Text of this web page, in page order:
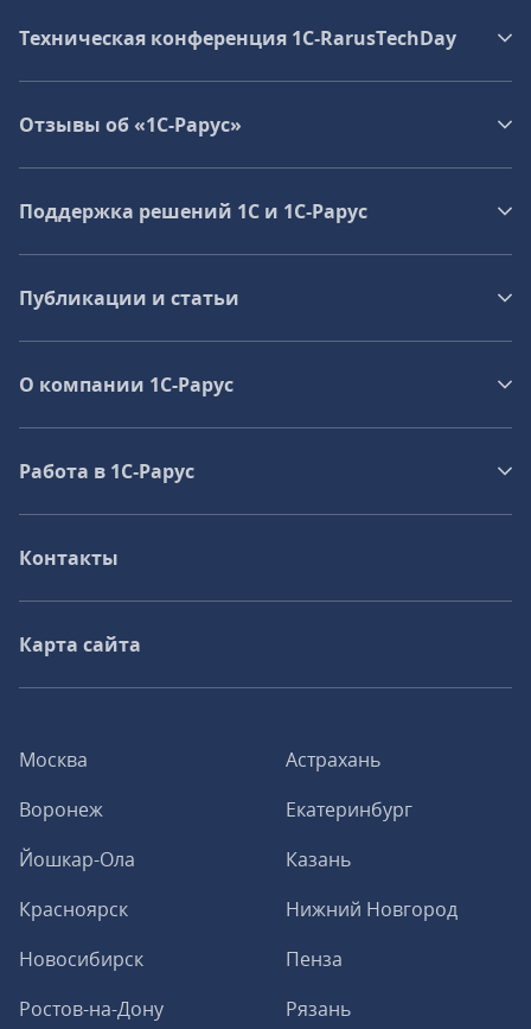
Москва
Астрахань
Воронеж
Екатеринбург
Йошкар-Ола
Казань
Красноярск
Нижний Новгород
Новосибирск
Пенза
Ростов-на-Дону
Рязань
Техническая конференция 1C‑RarusTechDay
Отзывы об «1С-Рарус»
Поддержка решений 1С и 1С‑Рарус
Публикации и статьи
О компании 1C-Рарус
Работа в 1С‑Рарус
Контакты
Карта сайта